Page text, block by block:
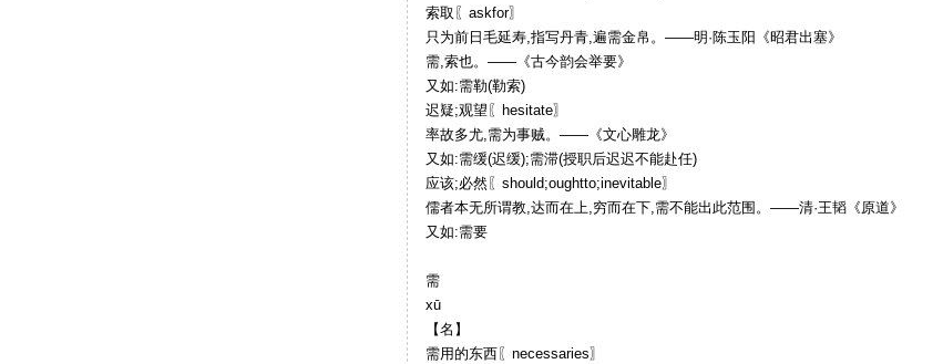
索取〖askfor〗
只为前日毛延寿,指写丹青,遍需金帛。——明·陈玉阳《昭君出塞》
需,索也。——《古今韵会举要》
又如:需勒(勒索)
迟疑;观望〖hesitate〗
率故多尤,需为事贼。——《文心雕龙》
又如:需缓(迟缓);需滞(授职后迟迟不能赴任)
应该;必然〖should;oughtto;inevitable〗
儒者本无所谓教,达而在上,穷而在下,需不能出此范围。——清·王韬《原道》
又如:需要
需
xū
【名】
需用的东西〖necessaries〗